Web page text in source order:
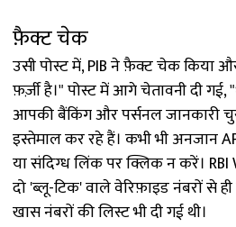
फ़ैक्ट चेक
उसी पोस्ट में, PIB ने फ़ैक्ट चेक किया
फ़र्ज़ी है।" पोस्ट में आगे चेतावनी दी
आपकी बैंकिंग और पर्सनल जानकारी
इस्तेमाल कर रहे हैं। कभी भी अनजान
या संदिग्ध लिंक पर क्लिक न करें।
दो 'ब्लू-टिक' वाले वेरिफ़ाइड नंबरों से
खास नंबरों की लिस्ट भी दी गई थी।